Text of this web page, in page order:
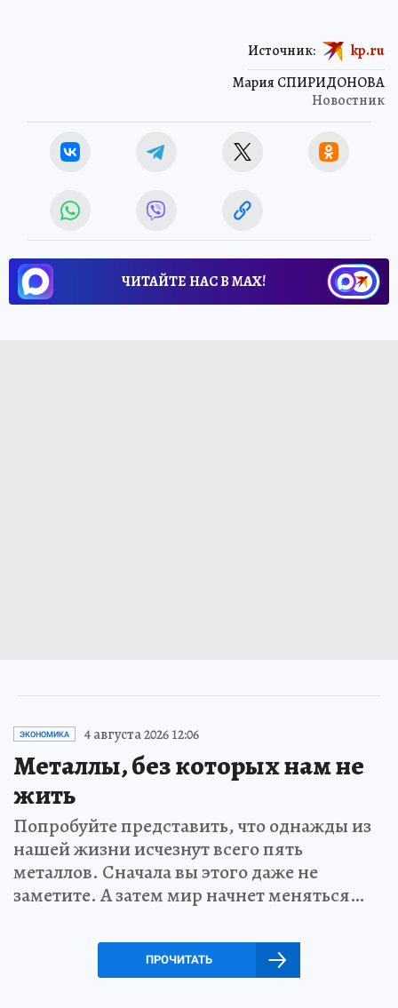
Мария СПИРИДОНОВА
Новостник
Источник: kp.ru
ЧИТАЙТЕ НАС В МАХ!
ЭКОНОМИКА 4 августа 2026 12:06
Металлы, без которых нам не
жить
Попробуйте представить, что однажды из
нашей жизни исчезнут всего пять
металлов. Сначала вы этого даже не
заметите. А затем мир начнет меняться…
ПРОЧИТАТЬ